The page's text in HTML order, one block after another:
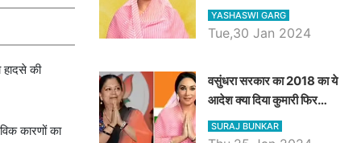
हादसे की
कारणों का
राजकुमारी से राजस्थान की
डिप्टी सीएम बनने तक का सफर,
YASHASWI GARG
Tue,30 Jan 2024
वसुंधरा सरकार का 2018 का ये
आदेश क्या दिया कुमारी फिर
करेंगी लागू? कांग्रेस सरकार ने
किया था निरस्त
SURAJ BUNKAR